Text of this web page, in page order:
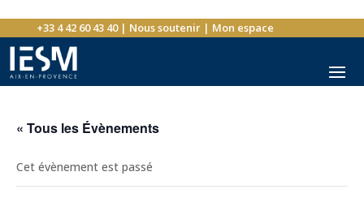
+33 4 42 60 43 40| Nous soutenir| Mon espace
« Tous les Évènements
Cet évènement est passé